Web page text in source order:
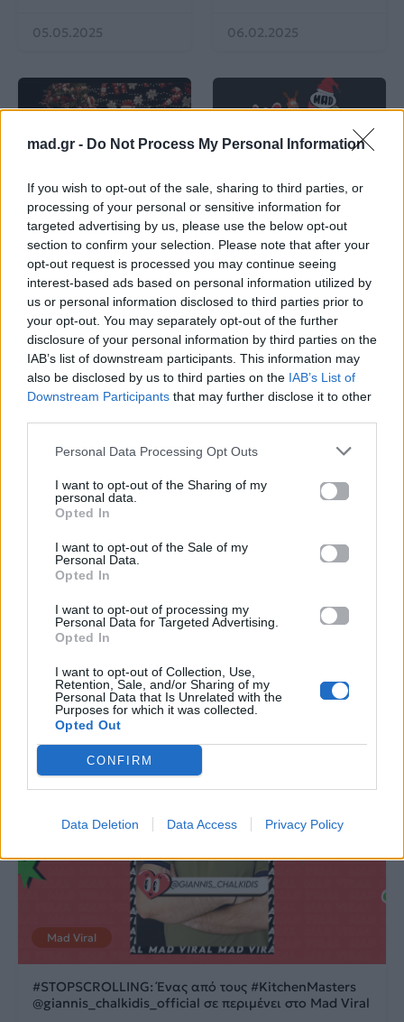
mad.gr - Do Not Process My Personal Information
If you wish to opt-out of the sale, sharing to third parties, or
processing of your personal or sensitive information for
targeted advertising by us, please use the below opt-out
section to confirm your selection. Please note that after your
opt-out request is processed you may continue seeing
interest-based ads based on personal information utilized by
us or personal information disclosed to third parties prior to
your opt-out. You may separately opt-out of the further
disclosure of your personal information by third parties on the
IAB’s list of downstream participants. This information may
also be disclosed by us to third parties on the IAB’s List of
Downstream Participants that may further disclose it to other
Personal Data Processing Opt Outs
I want to opt-out of the Sharing of my
personal data.
Opted In
I want to opt-out of the Sale of my
Personal Data.
Opted In
I want to opt-out of processing my
Personal Data for Targeted Advertising.
Opted In
I want to opt-out of Collection, Use,
Retention, Sale, and/or Sharing of my
Personal Data that Is Unrelated with the
Purposes for which it was collected.
Opted Out
CONFIRM
Data Deletion Data Access Privacy Policy
05.05.2025 06.02.2025
Mad Viral
Me & My Pet: Η
‪@KaterinaVlachou‬ και
η Λίζα στο 2ο
επεισόδιο!
18.12.2024
Mad Viral
Me & My Pet: Το Mad
Viral στην Cosmote TV
αφιερώνει τα φετινά
Χριστούγεννα στα
αγαπημένα μας
κατοικίδια
16.12.2024
Mad Viral
Στον «αέρα» η φετινή
Halloween καμπάνια
του Mad Viral στην
21.10.2024
#STOPSCROLLING: Η
Mad Viral
#STOPSCROLLING: Ένας από τους #KitchenMasters
@giannis_chalkidis_official σε περιμένει στο Mad Viral